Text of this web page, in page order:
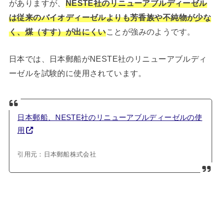
がありますが、 NESTE社のリニューアブルディーゼル
は従来のバイオディーゼルよりも芳香族や不純物が少な
く、煤（すす）が出にくいことが強みのようです。
日本では、日本郵船がNESTE社のリニューアブルディ
ーゼルを試験的に使用されています。
日本郵船、NESTE社のリニューアブルディーゼルの使
用
引用元：日本郵船株式会社